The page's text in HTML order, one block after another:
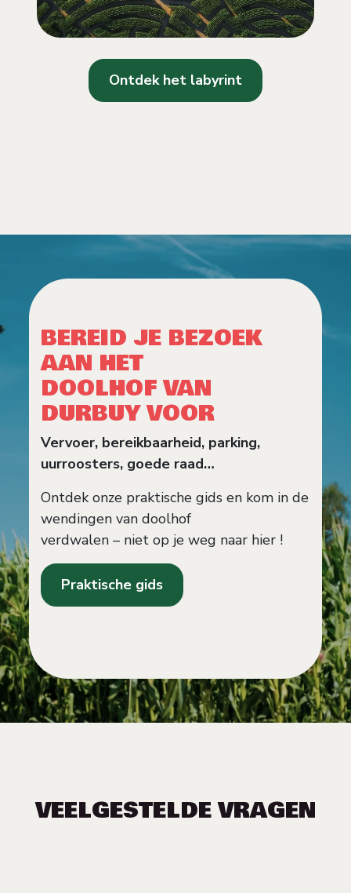
Ontdek het labyrint
BEREID JE BEZOEK
AAN HET
DOOLHOF VAN
DURBUY VOOR
Vervoer, bereikbaarheid, parking,
uurroosters, goede raad…
Ontdek onze praktische gids en kom in de
wendingen van doolhof
verdwalen – niet op je weg naar hier !
Praktische gids
VEELGESTELDE VRAGEN